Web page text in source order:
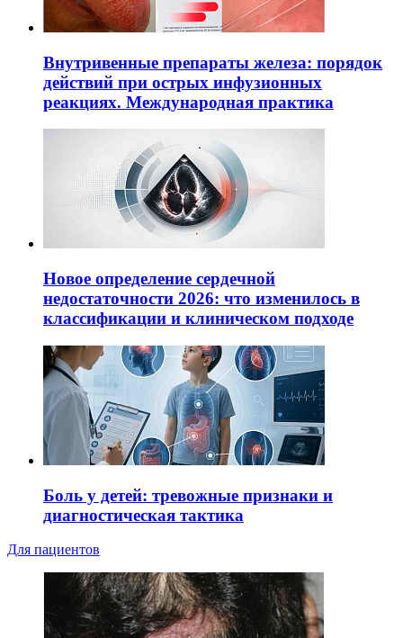
Внутривенные препараты железа: порядок
действий при острых инфузионных
реакциях. Международная практика
Новое определение сердечной
недостаточности 2026: что изменилось в
классификации и клиническом подходе
Боль у детей: тревожные признаки и
диагностическая тактика
Для пациентов